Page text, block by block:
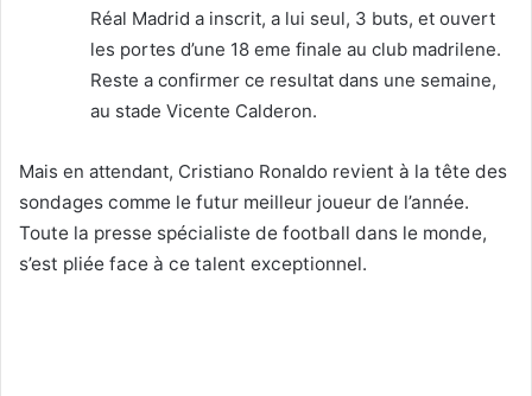
Réal Madrid a inscrit, a lui seul, 3 buts, et ouvert
les portes d’une 18 eme finale au club madrilene.
Reste a confirmer ce resultat dans une semaine,
au stade Vicente Calderon.
Mais en attendant, Cristiano Ronaldo revient à la tête des
sondages comme le futur meilleur joueur de l’année.
Toute la presse spécialiste de football dans le monde,
s’est pliée face à ce talent exceptionnel.